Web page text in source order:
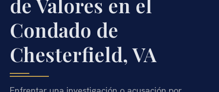
Condado de
Chesterfield, VA